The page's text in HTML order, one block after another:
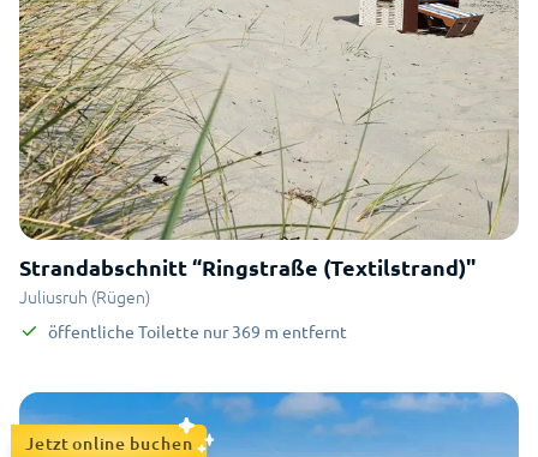
Strandabschnitt “Ringstraße (Textilstrand)"
Juliusruh (Rügen)
öffentliche Toilette nur 369 m entfernt
Jetzt online buchen